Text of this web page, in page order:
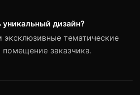
дизайн?
эксклюзивные тематические
заказчика.